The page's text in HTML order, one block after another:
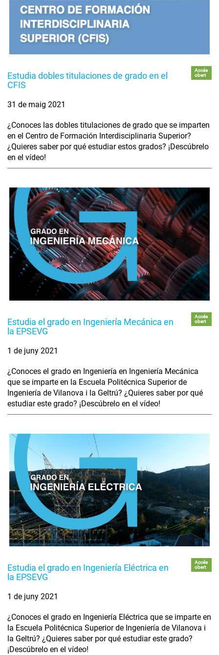
Estudia dobles titulaciones de grado en el
CFIS
Accés
obert
31 de maig 2021
¿Conoces las dobles titulaciones de grado que se imparten
en el Centro de Formación Interdisciplinaria Superior?
¿Quieres saber por qué estudiar estos grados? ¡Descúbrelo
en el vídeo!
Estudia el grado en Ingeniería Mecánica en
la EPSEVG
Accés
obert
1 de juny 2021
¿Conoces el grado en Ingeniería en Ingeniería Mecánica
que se imparte en la Escuela Politécnica Superior de
Ingeniería de Vilanova i la Geltrú? ¿Quieres saber por qué
estudiar este grado? ¡Descúbrelo en el vídeo!
Estudia el grado en Ingeniería Eléctrica en
la EPSEVG
Accés
obert
1 de juny 2021
¿Conoces el grado en Ingeniería Eléctrica que se imparte en
la Escuela Politécnica Superior de Ingeniería de Vilanova i
la Geltrú? ¿Quieres saber por qué estudiar este grado?
¡Descúbrelo en el vídeo!